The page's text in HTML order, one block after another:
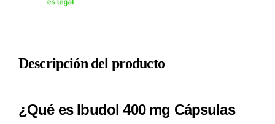
Descripción del producto
¿Qué es Ibudol 400 mg Cápsulas